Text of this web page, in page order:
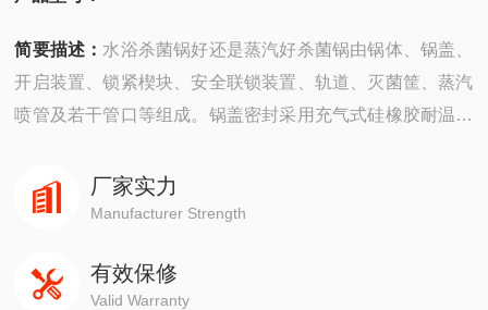
简要描述： 水浴杀菌锅好还是蒸汽好杀菌锅由锅体、锅盖、
开启装置、锁紧楔块、安全联锁装置、轨道、灭菌筐、蒸汽
喷管及若干管口等组成。锅盖密封采用充气式硅橡胶耐温密
高、加热均匀、液料沸腾时间短、加热温度容易控制等特
点。
厂家实力
Manufacturer Strength
有效保修
Valid Warranty